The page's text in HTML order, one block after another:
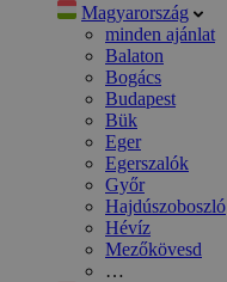
Magyarország
minden ajánlat
Balaton
Bogács
Budapest
Bük
Eger
Egerszalók
Győr
Hajdúszoboszló
Hévíz
Mezőkövesd
…